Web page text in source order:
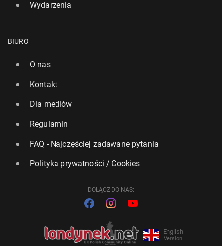
Wydarzenia
BIURO
O nas
Kontakt
Dla mediów
Regulamin
FAQ - Najczęściej zadawane pytania
Polityka prywatności / Cookies
DOŁĄCZ DO NAS:
English
Version